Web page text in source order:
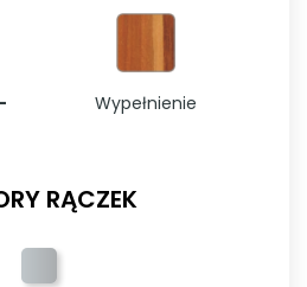
Wypełnienie
RĄCZEK